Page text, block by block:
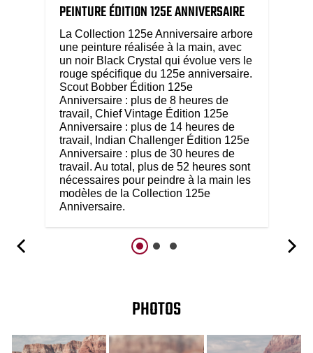
PEINTURE ÉDITION 125E ANNIVERSAIRE
La Collection 125e Anniversaire arbore
une peinture réalisée à la main, avec
un noir Black Crystal qui évolue vers le
rouge spécifique du 125e anniversaire.
Scout Bobber Édition 125e
Anniversaire : plus de 8 heures de
travail, Chief Vintage Édition 125e
Anniversaire : plus de 14 heures de
travail, Indian Challenger Édition 125e
Anniversaire : plus de 30 heures de
travail. Au total, plus de 52 heures sont
nécessaires pour peindre à la main les
modèles de la Collection 125e
Anniversaire.
PHOTOS